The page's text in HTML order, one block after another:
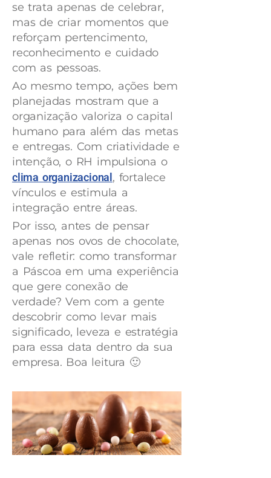
se trata apenas de celebrar,
mas de criar momentos que
reforçam pertencimento,
reconhecimento e cuidado
com as pessoas.
Ao mesmo tempo, ações bem
planejadas mostram que a
organização valoriza o capital
humano para além das metas
e entregas. Com criatividade e
intenção, o RH impulsiona o
clima organizacional , fortalece
vínculos e estimula a
integração entre áreas.
Por isso, antes de pensar
apenas nos ovos de chocolate,
vale refletir: como transformar
a Páscoa em uma experiência
que gere conexão de
verdade? Vem com a gente
descobrir como levar mais
significado, leveza e estratégia
para essa data dentro da sua
empresa. Boa leitura 🙂